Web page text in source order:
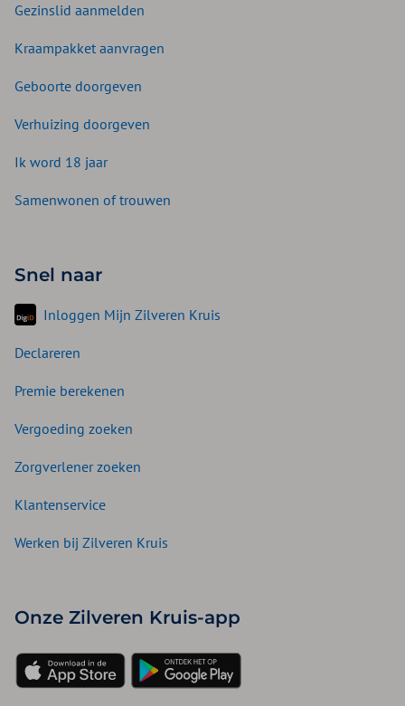
Gezinslid aanmelden
Kraampakket aanvragen
Geboorte doorgeven
Verhuizing doorgeven
Ik word 18 jaar
Samenwonen of trouwen
Snel naar
Inloggen Mijn Zilveren Kruis
Declareren
Premie berekenen
Vergoeding zoeken
Zorgverlener zoeken
Klantenservice
Werken bij Zilveren Kruis
Onze Zilveren Kruis-app